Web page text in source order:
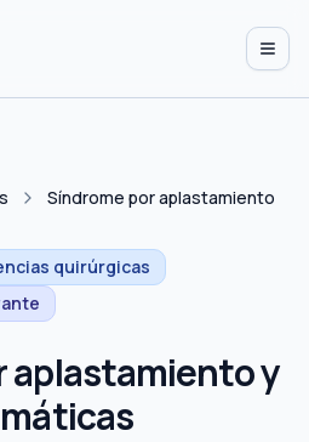
Abrir
Síndrome por aplastamiento
quirúrgicas
aplastamiento y